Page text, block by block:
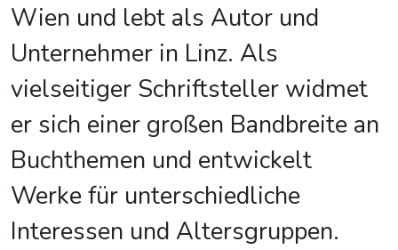
Wien und lebt als Autor und
Unternehmer in Linz. Als
vielseitiger Schriftsteller widmet
er sich einer großen Bandbreite an
Buchthemen und entwickelt
Werke für unterschiedliche
Interessen und Altersgruppen.